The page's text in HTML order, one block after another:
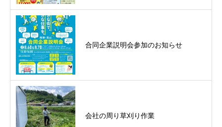
合同企業説明会参加のお知らせ
会社の周り草刈り作業